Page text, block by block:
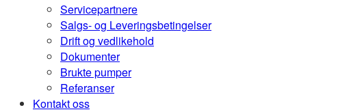
Servicepartnere
Salgs- og Leveringsbetingelser
Drift og vedlikehold
Dokumenter
Brukte pumper
Referanser
Kontakt oss